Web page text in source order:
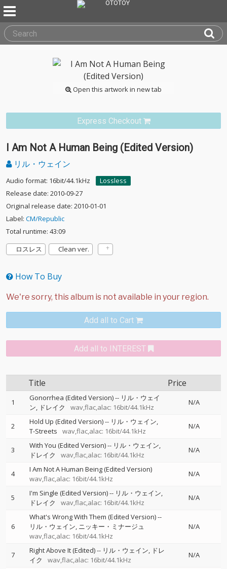
Open this artwork in new tab
Express Checkout
I Am Not A Human Being (Edited Version)
リル・ウェイン
Audio format: 16bit/44.1kHz
Lossless
Release date: 2010-09-27
Original release date: 2010-01-01
Label: CM/Republic
Total runtime: 43:09
ロスレス
Clean ver.
How To Buy
Add all to Cart
Add all to INTEREST
Title Price
1 Gonorrhea (Edited Version)-- リル・ウェイ
ン
ドレイク wav,flac,alac: 16bit/44.1kHz
N/A
2 Hold Up (Edited Version)-- リル・ウェイン
T-Streets
wav,flac,alac: 16bit/44.1kHz
N/A
3 With You (Edited Version)-- リル・ウェイン
ドレイク
wav,flac,alac: 16bit/44.1kHz
N/A
4
I Am Not A Human Being (Edited Version)
wav,flac,alac: 16bit/44.1kHz
N/A
5 I'm Single (Edited Version)-- リル・ウェイン
ドレイク
wav,flac,alac: 16bit/44.1kHz
N/A
6
What's Wrong With Them (Edited Version)--
リル・ウェイン ニッキー・ミナージュ
wav,flac,alac: 16bit/44.1kHz
N/A
7 Right Above It (Edited)-- リル・ウェイン
ドレ
イク
wav,flac,alac: 16bit/44.1kHz
N/A